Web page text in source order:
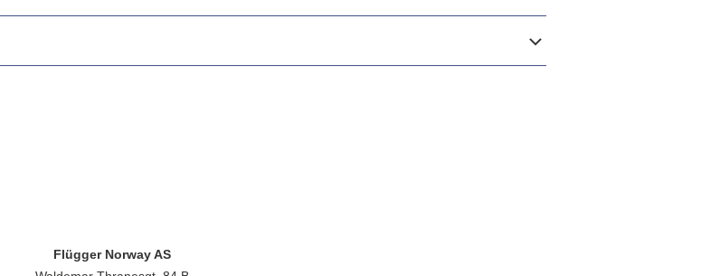
Flügger Norway AS